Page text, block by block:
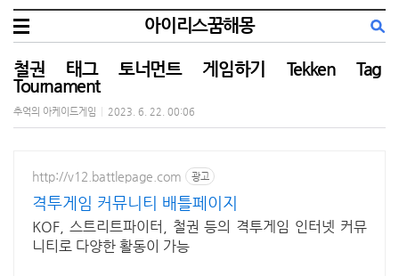
아이리스꿈해몽
철권 태그 토너먼트 게임하기 Tekken Tag
Tournament
추억의 아케이드게임 2023. 6. 22. 00:06
http://v12.battlepage.com 광고
격투게임 커뮤니티 배틀페이지
KOF, 스트리트파이터, 철권 등의 격투게임 인터넷 커뮤
니티로 다양한 활동이 가능